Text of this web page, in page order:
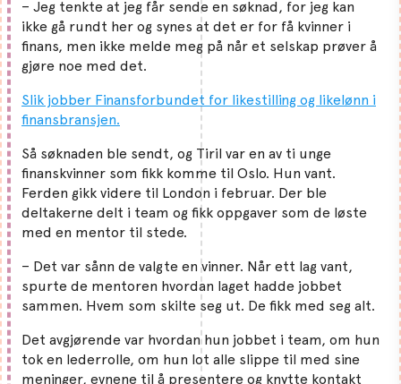
– Jeg tenkte at jeg får sende en søknad, for jeg kan
ikke gå rundt her og synes at det er for få kvinner i
finans, men ikke melde meg på når et selskap prøver å
gjøre noe med det.
Slik jobber Finansforbundet for likestilling og likelønn i
finansbransjen.
Så søknaden ble sendt, og Tiril var en av ti unge
finanskvinner som fikk komme til Oslo. Hun vant.
Ferden gikk videre til London i februar. Der ble
deltakerne delt i team og fikk oppgaver som de løste
med en mentor til stede.
– Det var sånn de valgte en vinner. Når ett lag vant,
spurte de mentoren hvordan laget hadde jobbet
sammen. Hvem som skilte seg ut. De fikk med seg alt.
Det avgjørende var hvordan hun jobbet i team, om hun
tok en lederrolle, om hun lot alle slippe til med sine
meninger, evnene til å presentere og knytte kontakt